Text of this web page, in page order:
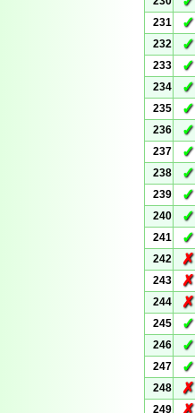
231
✓
232
✓
233
✓
234
✓
235
✓
236
✓
237
✓
238
✓
239
✓
240
✓
241
✓
242
✗
243
✗
244
✗
245
✓
246
✓
247
✓
248
✗
249